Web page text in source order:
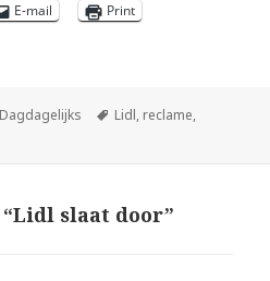
E-mail
Print
Categorieën
Dagdagelijks Tags
Lidl, reclame,
slaat door”